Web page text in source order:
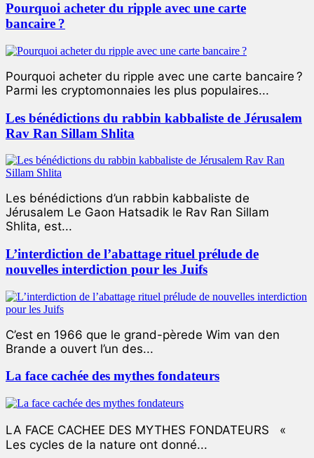
Pourquoi acheter du ripple avec une carte
bancaire ?
Pourquoi acheter du ripple avec une carte bancaire ?
Parmi les cryptomonnaies les plus populaires...
Les bénédictions du rabbin kabbaliste de Jérusalem
Rav Ran Sillam Shlita
Les bénédictions d’un rabbin kabbaliste de
Jérusalem Le Gaon Hatsadik le Rav Ran Sillam
Shlita, est...
L’interdiction de l’abattage rituel prélude de
nouvelles interdiction pour les Juifs
C’est en 1966 que le grand-pèrede Wim van den
Brande a ouvert l’un des...
La face cachée des mythes fondateurs
LA FACE CACHEE DES MYTHES FONDATEURS «
Les cycles de la nature ont donné...